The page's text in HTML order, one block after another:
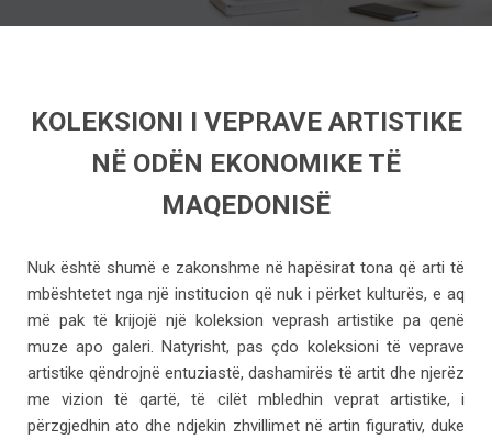
KOLEKSIONI I VEPRAVE ARTISTIKE
NË ODËN EKONOMIKE TË
MAQEDONISË
Nuk është shumë e zakonshme në hapësirat tona që arti të
mbështetet nga një institucion që nuk i përket kulturës, e aq
më pak të krijojë një koleksion veprash artistike pa qenë
muze apo galeri. Natyrisht, pas çdo koleksioni të veprave
artistike qëndrojnë entuziastë, dashamirës të artit dhe njerëz
me vizion të qartë, të cilët mbledhin veprat artistike, i
përzgjedhin ato dhe ndjekin zhvillimet në artin figurativ, duke